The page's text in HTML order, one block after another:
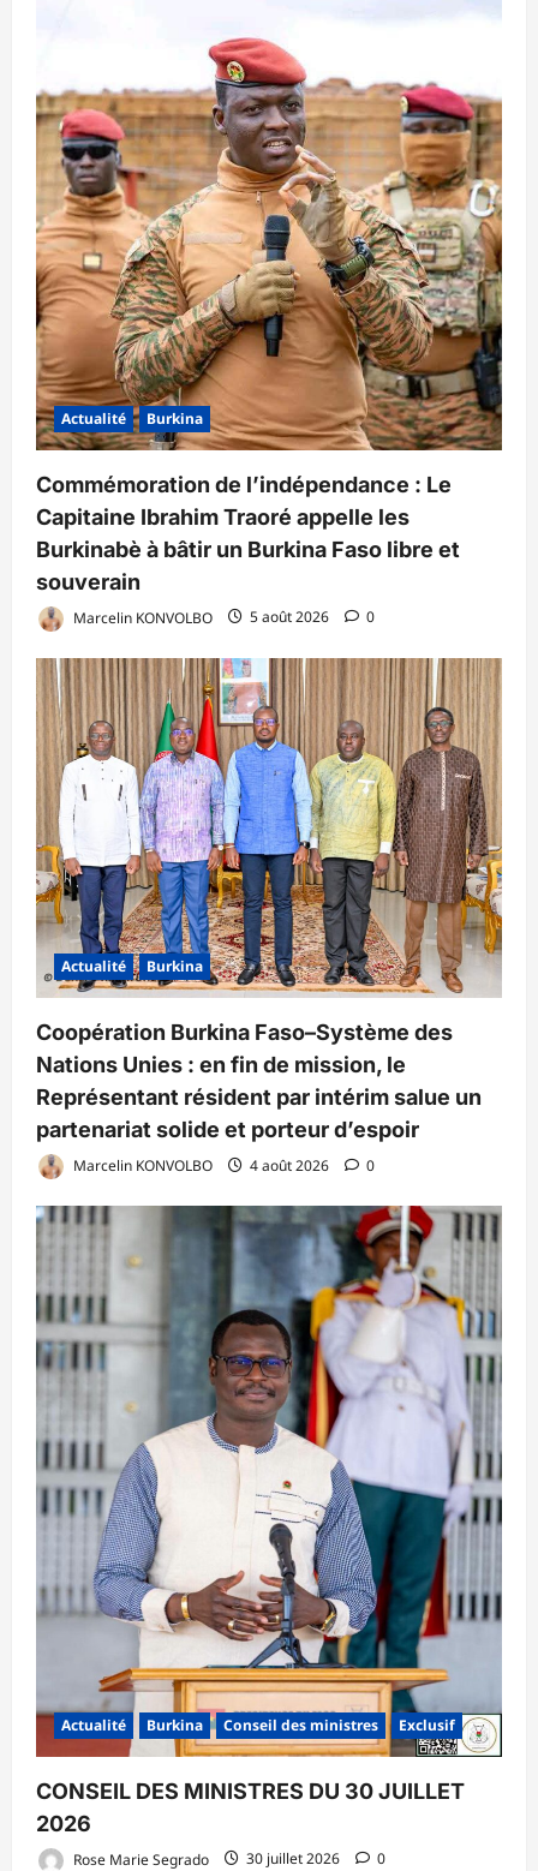
Actualité Burkina
Commémoration de l’indépendance : Le
Capitaine Ibrahim Traoré appelle les
Burkinabè à bâtir un Burkina Faso libre et
souverain
Marcelin KONVOLBO 5 août 2026 0
Actualité Burkina
Coopération Burkina Faso–Système des
Nations Unies : en fin de mission, le
Représentant résident par intérim salue un
partenariat solide et porteur d’espoir
Marcelin KONVOLBO 4 août 2026 0
Actualité Burkina Conseil des ministres Exclusif
CONSEIL DES MINISTRES DU 30 JUILLET
2026
Rose Marie Segrado 30 juillet 2026 0